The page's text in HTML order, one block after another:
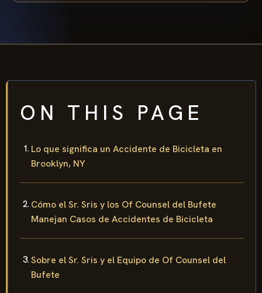
ON THIS PAGE
Lo que significa un Accidente de Bicicleta en
Brooklyn, NY
Cómo el Sr. Sris y los Of Counsel del Bufete
Manejan Casos de Accidentes de Bicicleta
Sobre el Sr. Sris y el Equipo de Of Counsel del
Bufete